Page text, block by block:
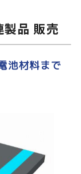
品 販売
池材料まで